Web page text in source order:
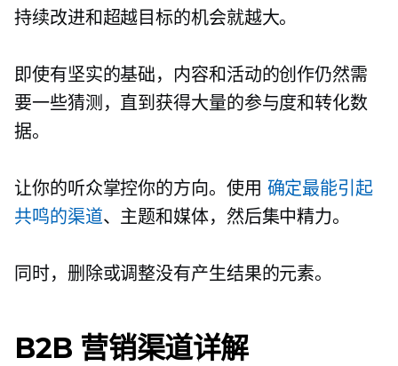
持续改进和超越目标的机会就越大。
即使有坚实的基础，内容和活动的创作仍然需
要一些猜测，直到获得大量的参与度和转化数
据。
让你的听众掌控你的方向。使用 确定最能引起
共鸣的渠道、主题和媒体，然后集中精力。
同时，删除或调整没有产生结果的元素。
B2B 营销渠道详解